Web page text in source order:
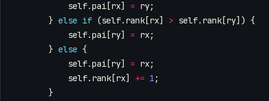
self.pai [rx] = ry;
} else if (self. rank [rx] > self. rank [ry]) {
self.pai [ry] = rx;
} else {
self.pai [ry] = rx;
self. rank [rx] += 1 ;
}